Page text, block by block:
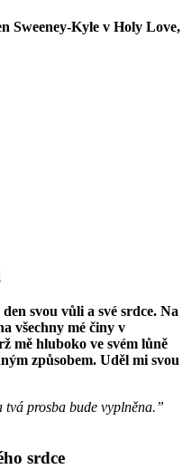
Sweeney-Kyle v Holy Love,
svou vůli a své srdce. Na
všechny mé činy v
mě hluboko ve svém lůně
způsobem. Uděl mi svou
tvá prosba bude vyplněna.”
srdce